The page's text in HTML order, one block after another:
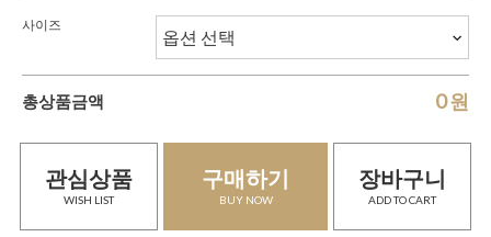
사이즈
총상품금액 0원
관심상품
WISH LIST
구매하기
BUY NOW
장바구니
ADD TO CART